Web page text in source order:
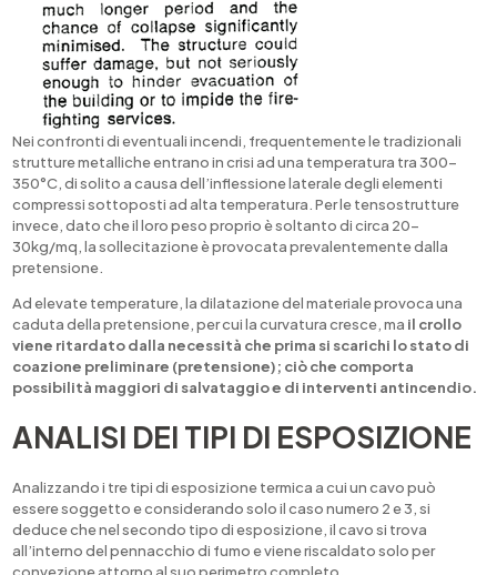
Nei confronti di eventuali incendi, frequentemente le tradizionali
strutture metalliche entrano in crisi ad una temperatura tra 300-
350°C, di solito a causa dell’inflessione laterale degli elementi
compressi sottoposti ad alta temperatura. Per le tensostrutture
invece, dato che il loro peso proprio è soltanto di circa 20-
30kg/mq, la sollecitazione è provocata prevalentemente dalla
pretensione.
Ad elevate temperature, la dilatazione del materiale provoca una
caduta della pretensione, per cui la curvatura cresce, ma il crollo
viene ritardato dalla necessità che prima si scarichi lo stato di
coazione preliminare (pretensione); ciò che comporta
possibilità maggiori di salvataggio e di interventi antincendio.
ANALISI DEI TIPI DI ESPOSIZIONE
Analizzando i tre tipi di esposizione termica a cui un cavo può
essere soggetto e considerando solo il caso numero 2 e 3, si
deduce che nel secondo tipo di esposizione, il cavo si trova
all’interno del pennacchio di fumo e viene riscaldato solo per